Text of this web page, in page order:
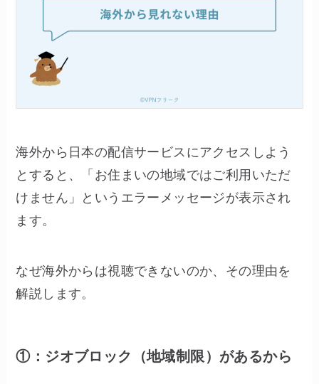
海外から日本の配信サービスにアクセスしよう
とすると、「お住まいの地域ではご利用いただ
けません」というエラーメッセージが表示され
ます。
なぜ海外からは視聴できないのか、その理由を
解説します。
①：ジオブロック（地域制限）があるから